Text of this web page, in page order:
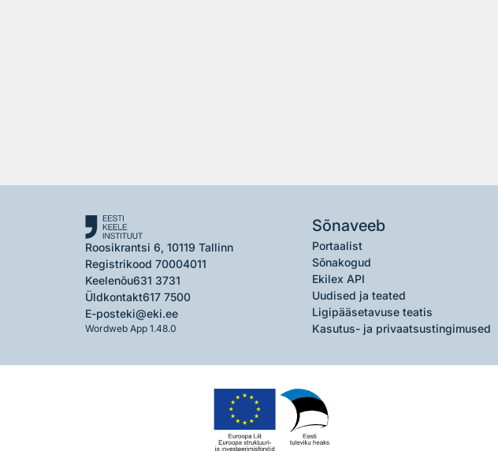
Roosikrantsi 6, 10119 Tallinn
Registrikood 70004011
Keelenõu631 3731
Üldkontakt617 7500
E-posteki@eki.ee
Wordweb App 1.48.0
Sõnaveeb
Portaalist
Sõnakogud
Ekilex API
Uudised ja teated
Ligipääsetavuse teatis
Kasutus- ja privaatsustingimused